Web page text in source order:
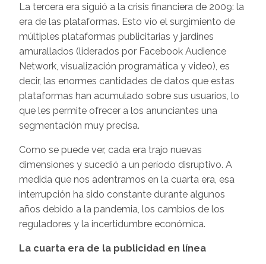
La tercera era siguió a la crisis financiera de 2009: la
era de las plataformas. Esto vio el surgimiento de
múltiples plataformas publicitarias y jardines
amurallados (liderados por Facebook Audience
Network, visualización programática y video), es
decir, las enormes cantidades de datos que estas
plataformas han acumulado sobre sus usuarios, lo
que les permite ofrecer a los anunciantes una
segmentación muy precisa.
Como se puede ver, cada era trajo nuevas
dimensiones y sucedió a un período disruptivo. A
medida que nos adentramos en la cuarta era, esa
interrupción ha sido constante durante algunos
años debido a la pandemia, los cambios de los
reguladores y la incertidumbre económica.
La cuarta era de la publicidad en línea